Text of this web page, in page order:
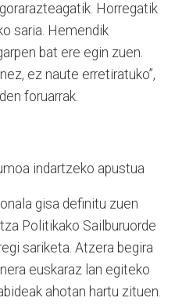
Horregatik
saria. Hemendik
bat ere egin zuen.
ez naute erretiratuko”,
foruarrak.
indartzeko apustua
gisa definitu zuen
Politikako Sailburuorde
sariketa. Atzera begira
euskaraz lan egiteko
ahotan hartu zituen.